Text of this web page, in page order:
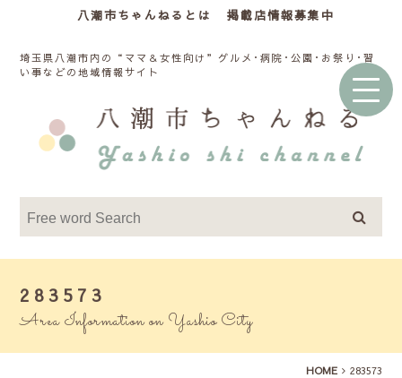
八潮市ちゃんねるとは 掲載店情報募集中
埼玉県八潮市内の“ママ＆女性向け”グルメ･病院･公園･お祭り･習
い事などの地域情報サイト
283573
Area Information on Yashio City
HOME 283573